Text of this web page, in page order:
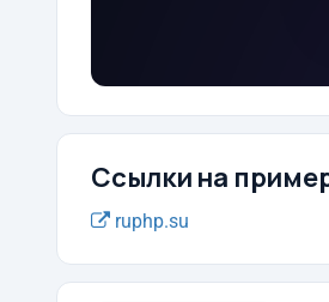
Ссылки на
ruphp.su